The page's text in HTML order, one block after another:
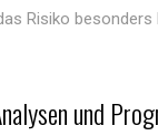
Risiko
und